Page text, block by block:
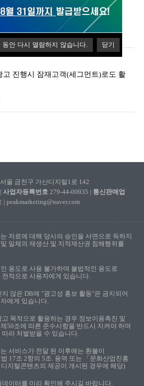
동안 다시 열람하지 않습니다. 닫기
쉽게 영업해보세요! (도매/납품/서비
고 진행시 잠재고객(세그먼트)로도 활
서울 금천구 가산디지털1로 142
사업자등록번호 279-44-00935 | 통신판매업
peakmarketing@naver.com
자료에 대해 당사의 승인을 서면으로 득하지
일체의 재생산 및 지적재산권 침해행위를
용도로 사용 불가하며 불법적인 용도로
적으로 사용자에게 있습니다.
않은 DB에 "광고성 홍보 활동"은 금지되어
에게 있습니다.
목적으로 활용하는 경우 정보이용촉진 및
50조에 따른 준수사항을 반드시 지켜야 하며
라 처벌받을 수 있습니다.
서비스가 전달 된 이후에는 환불이
17조 2항의 5조. 용역 또는 「문화산업진흥
지털콘텐츠의 제공이 개시된 경우에 해당)
이터를 미리 확인해 주시길 바랍니다.